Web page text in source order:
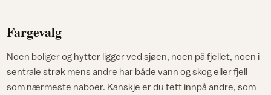
Fargevalg
Noen boliger og hytter ligger ved sjøen, noen på fjellet, noen i
sentrale strøk mens andre har både vann og skog eller fjell
som nærmeste naboer. Kanskje er du tett innpå andre, som